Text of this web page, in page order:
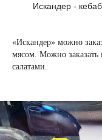
Искандер -
«Искандер» можно
мясом. Можно
салатами.